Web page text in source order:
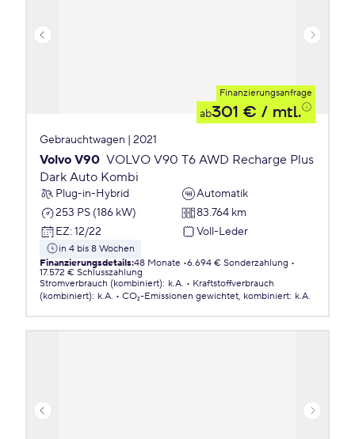
Finanzierungsanfrage
ab301 € / mtl.
Gebrauchtwagen | 2021
Volvo V90 VOLVO V90 T6 AWD Recharge Plus
Dark Auto Kombi
Plug-in-Hybrid
Automatik
253 PS (186 kW)
83.764 km
EZ: 12/22 Voll-Leder
in 4 bis 8 Wochen
Finanzierungsdetails:48 Monate 6.694 € Sonderzahlung
17.572 € Schlusszahlung
Stromverbrauch (kombiniert): k.A.
Kraftstoffverbrauch
(kombiniert): k.A. CO₂-Emissionen gewichtet, kombiniert: k.A.